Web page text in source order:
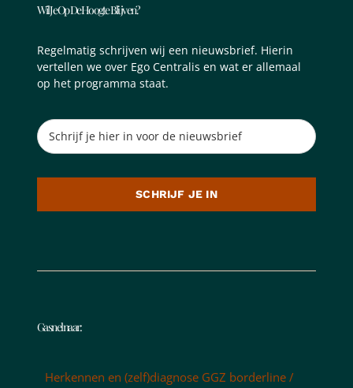
Wil Je Op De Hoogte Blijven?
Regelmatig schrijven wij een nieuwsbrief. Hierin
vertellen we over Ego Centralis en wat er allemaal
op het programma staat.
SCHRIJF JE IN
Ga snel naar:
Herkennen en (zelf)diagnose GGZ borderline /